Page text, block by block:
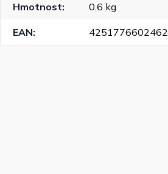
Hmotnost: 0.6 kg
EAN: 4251776602462